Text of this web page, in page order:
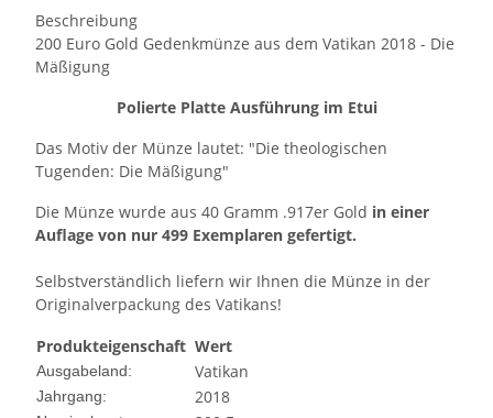
Beschreibung
200 Euro Gold Gedenkmünze aus dem Vatikan 2018 - Die
Mäßigung
Polierte Platte Ausführung im Etui
Das Motiv der Münze lautet: "Die theologischen
Tugenden: Die Mäßigung"
Die Münze wurde aus 40 Gramm .917er Gold in einer
Auflage von nur 499 Exemplaren gefertigt.
Selbstverständlich liefern wir Ihnen die Münze in der
Originalverpackung des Vatikans!
Produkteigenschaft Wert
Ausgabeland: Vatikan
Jahrgang: 2018